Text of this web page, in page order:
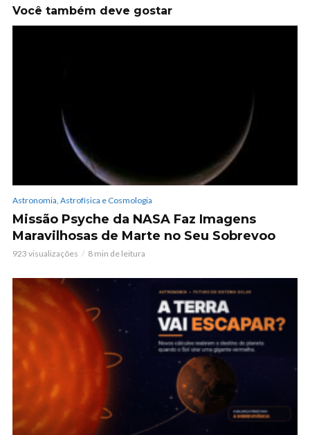
Você também deve gostar
Astronomia, Astrofísica e Cosmologia
Missão Psyche da NASA Faz Imagens
Maravilhosas de Marte no Seu Sobrevoo
923 visualizações 8 min de leitura